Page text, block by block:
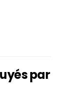
par